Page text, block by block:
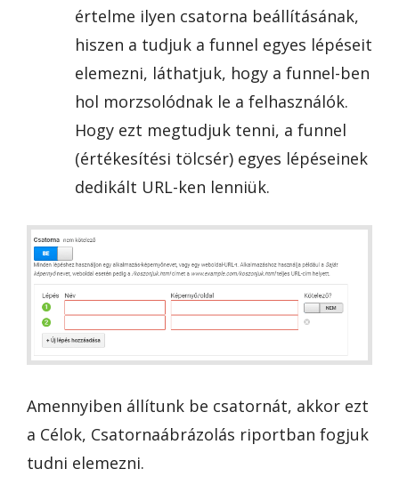
értelme ilyen csatorna beállításának,
hiszen a tudjuk a funnel egyes lépéseit
elemezni, láthatjuk, hogy a funnel-ben
hol morzsolódnak le a felhasználók.
Hogy ezt megtudjuk tenni, a funnel
(értékesítési tölcsér) egyes lépéseinek
dedikált URL-ken lenniük.
Amennyiben állítunk be csatornát, akkor ezt
a Célok, Csatornaábrázolás riportban fogjuk
tudni elemezni.